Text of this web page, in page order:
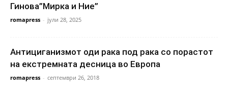
Гинова”Мирка и Ние”
romapress - јули 28, 2025
Антициганизмот оди рака под рака со порастот
на екстремната десница во Европа
romapress - септември 26, 2018